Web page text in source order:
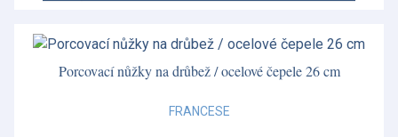
Porcovací nůžky na drůbež / ocelové čepele 26 cm
FRANCESE